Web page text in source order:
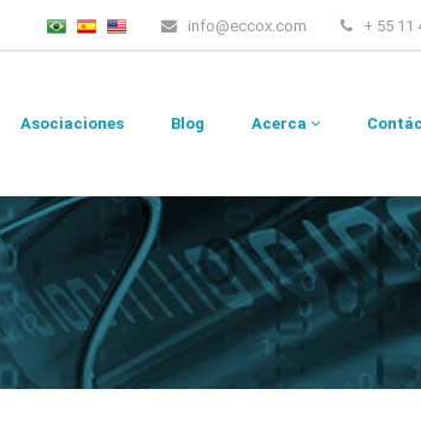
info@eccox.com + 55 11
Asociaciones Blog Acerca